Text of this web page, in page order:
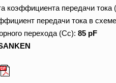
коэффициента передачи тока
передачи тока в
перехода (Cc): 85 pF